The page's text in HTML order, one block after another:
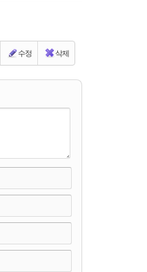
수정 삭제